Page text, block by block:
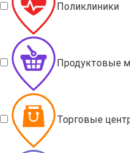
Поликлиники
Продуктовые
Торговые